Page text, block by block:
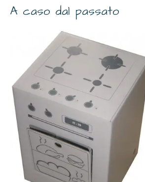
A caso dal passato